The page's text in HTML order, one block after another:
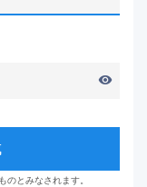
visibility
のとみなされます。